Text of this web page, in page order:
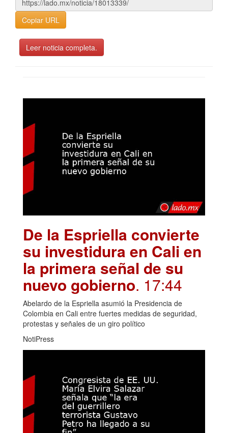
Copiar URL
Leer noticia completa.
De la Espriella convierte
su investidura en Cali en
la primera señal de su
nuevo gobierno. 17:44
Abelardo de la Espriella asumió la Presidencia de
Colombia en Cali entre fuertes medidas de seguridad,
protestas y señales de un giro político
NotiPress